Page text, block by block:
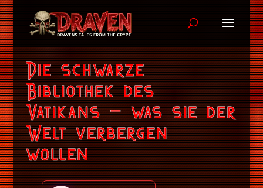
Die schwarze
Bibliothek des
Vatikans – was sie der
Welt verbergen
wollen